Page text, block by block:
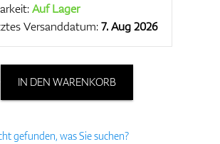
Auf Lager
Versanddatum:7. Aug 2026
IN DEN WARENKORB
gefunden, was Sie suchen?